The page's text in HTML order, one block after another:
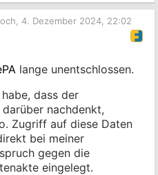
4. Dezember 2024, 22:02
lange unentschlossen.
dass der
nachdenkt,
Zugriff auf diese Daten
bei meiner
gegen die
eingelegt.